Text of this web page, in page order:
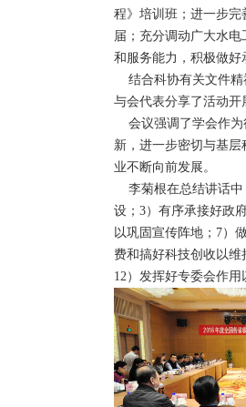
程》培训班；进一步完
届；充分调动广大水
和服务能力，积极做好
结合科协有关文件精
与会代表分享了活动开
会议强调了学会作为
新，进一步密切与基
业不断向前发展。
李菊根在总结讲话中
设；3）有序承接好政
以巩固宣传阵地；7）
费和搞好科技创收以维
12）发挥好专委会作